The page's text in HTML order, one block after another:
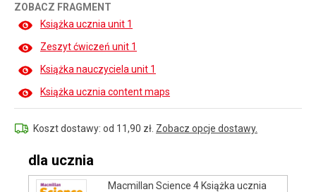
ZOBACZ FRAGMENT
Książka ucznia unit 1
Zeszyt ćwiczeń unit 1
Książka nauczyciela unit 1
Książka ucznia content maps
Koszt dostawy: od 11,90 zł. Zobacz opcje dostawy.
dla ucznia
Macmillan Science 4 Książka ucznia